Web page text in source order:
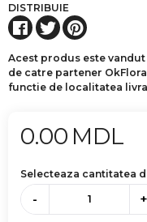
DISTRIBUIE
Acest produs este
de catre partener
functie de localitatea
0.00 MDL
Selecteaza cantitatea
- +